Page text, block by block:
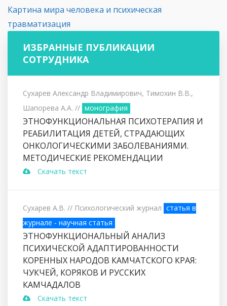
Картина мира человека и психическая
травматизация
ИЗБРАННЫЕ ПУБЛИКАЦИИ
СОТРУДНИКА
Сухарев Александр Владимирович, Тимохин В.В.,
Шапорева А.А. // монография
ЭТНОФУНКЦИОНАЛЬНАЯ ПСИХОТЕРАПИЯ И
РЕАБИЛИТАЦИЯ ДЕТЕЙ, СТРАДАЮЩИХ
ОНКОЛОГИЧЕСКИМИ ЗАБОЛЕВАНИЯМИ.
МЕТОДИЧЕСКИЕ РЕКОМЕНДАЦИИ
Скачать текст
Сухарев А.В. // Психологический журнал статья в
журнале - научная статья
ЭТНОФУНКЦИОНАЛЬНЫЙ АНАЛИЗ
ПСИХИЧЕСКОЙ АДАПТИРОВАННОСТИ
КОРЕННЫХ НАРОДОВ КАМЧАТСКОГО КРАЯ:
ЧУКЧЕЙ, КОРЯКОВ И РУССКИХ
КАМЧАДАЛОВ
Скачать текст